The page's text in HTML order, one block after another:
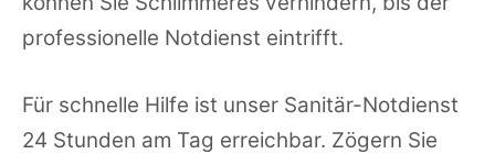
professionelle Notdienst eintrifft.
Für schnelle Hilfe ist unser Sanitär-Notdienst
24 Stunden am Tag erreichbar. Zögern Sie